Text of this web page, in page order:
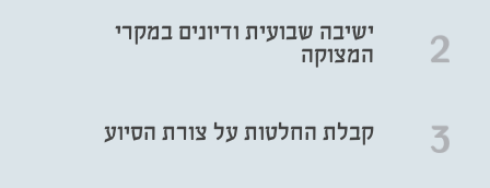
ישיבה שבועית ודיונים במקרי
המצוקה
קבלת החלטות על צורת הסיוע